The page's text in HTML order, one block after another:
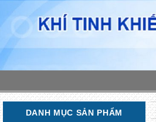
DANH MỤC SẢN PHẨM